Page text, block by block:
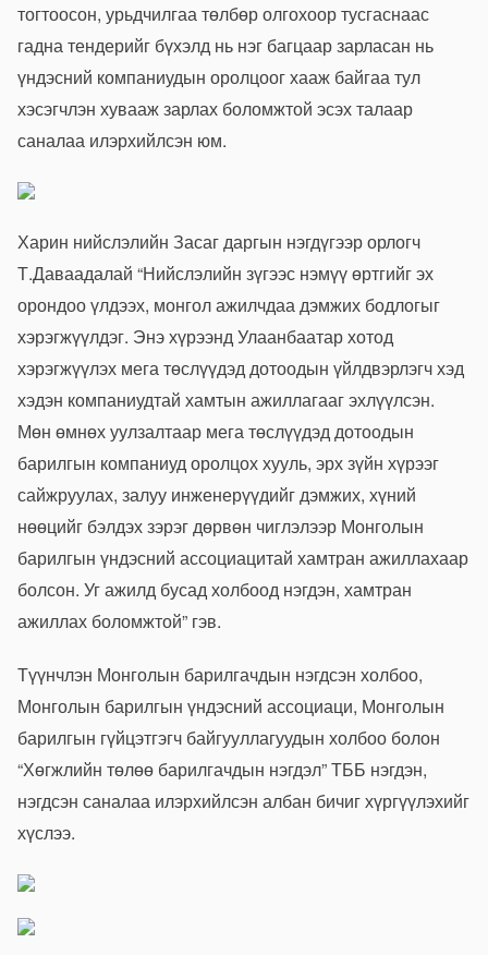
тогтоосон, урьдчилгаа төлбөр олгохоор тусгаснаас
гадна тендерийг бүхэлд нь нэг багцаар зарласан нь
үндэсний компаниудын оролцоог хааж байгаа тул
хэсэгчлэн хувааж зарлах боломжтой эсэх талаар
саналаа илэрхийлсэн юм.
Харин нийслэлийн Засаг даргын нэгдүгээр орлогч
Т.Даваадалай “Нийслэлийн зүгээс нэмүү өртгийг эх
орондоо үлдээх, монгол ажилчдаа дэмжих бодлогыг
хэрэгжүүлдэг. Энэ хүрээнд Улаанбаатар хотод
хэрэгжүүлэх мега төслүүдэд дотоодын үйлдвэрлэгч хэд
хэдэн компаниудтай хамтын ажиллагааг эхлүүлсэн.
Мөн өмнөх уулзалтаар мега төслүүдэд дотоодын
барилгын компаниуд оролцох хууль, эрх зүйн хүрээг
сайжруулах, залуу инженерүүдийг дэмжих, хүний
нөөцийг бэлдэх зэрэг дөрвөн чиглэлээр Монголын
барилгын үндэсний ассоциацитай хамтран ажиллахаар
болсон. Уг ажилд бусад холбоод нэгдэн, хамтран
ажиллах боломжтой” гэв.
Түүнчлэн Монголын барилгачдын нэгдсэн холбоо,
Монголын барилгын үндэсний ассоциаци, Монголын
барилгын гүйцэтгэгч байгууллагуудын холбоо болон
“Хөгжлийн төлөө барилгачдын нэгдэл” ТББ нэгдэн,
нэгдсэн саналаа илэрхийлсэн албан бичиг хүргүүлэхийг
хүслээ.